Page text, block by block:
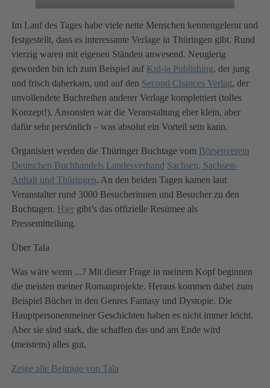
Im Lauf des Tages habe viele nette Menschen kennengelernt und
festgestellt, dass es interessante Verlage in Thüringen gibt. Rund
vierzig waren mit eigenen Ständen anwesend. Neugierig
geworden bin ich zum Beispiel auf Kul-ja Publishing, der jung
und frisch daherkam, und auf den Second Chances Verlag, der
unvollendete Buchreihen anderer Verlage komplettiert (tolles
Konzept!). Ansonsten war die Veranstaltung eher klein, aber
dafür sehr persönlich – was absolut ein Vorteil sein kann.
Organisiert werden die Thüringer Buchtage vom Börsenverein
Deutschen Buchhandels Landesverband Sachsen, Sachsen-
Anhalt und Thüringen. An den beiden Tagen kamen laut
Veranstalter rund 3000 Besucherinnen und Besucher zu den
Buchtagen. Hiergibt’s das offizielle Resümee als
Pressemitteilung.
Über Tala
Was wäre wenn ...? Mit dieser Frage in meinem Kopf beginnen
die meisten meiner Romanprojekte. Heraus kommen dabei zum
Beispiel Bücher in den Genres Fantasy und Dystopie. Die
Hauptpersonenmeiner Geschichten haben es nicht immer leicht.
Aber sie sind stark, die schaffen das und am Ende wird
(meistens) alles gut.
Zeige alle Beiträge von Tala